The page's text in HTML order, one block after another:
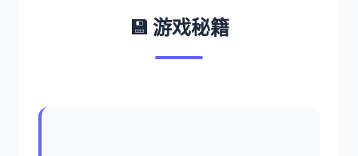
💾 游戏秘籍